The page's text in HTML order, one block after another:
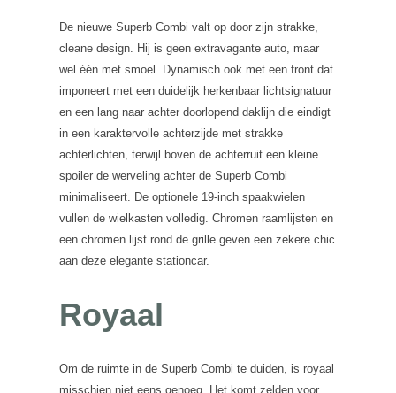
De nieuwe Superb Combi valt op door zijn strakke,
cleane design. Hij is geen extravagante auto, maar
wel één met smoel. Dynamisch ook met een front dat
imponeert met een duidelijk herkenbaar lichtsignatuur
en een lang naar achter doorlopend daklijn die eindigt
in een karaktervolle achterzijde met strakke
achterlichten, terwijl boven de achterruit een kleine
spoiler de werveling achter de Superb Combi
minimaliseert. De optionele 19-inch spaakwielen
vullen de wielkasten volledig. Chromen raamlijsten en
een chromen lijst rond de grille geven een zekere chic
aan deze elegante stationcar.
Royaal
Om de ruimte in de Superb Combi te duiden, is royaal
misschien niet eens genoeg. Het komt zelden voor